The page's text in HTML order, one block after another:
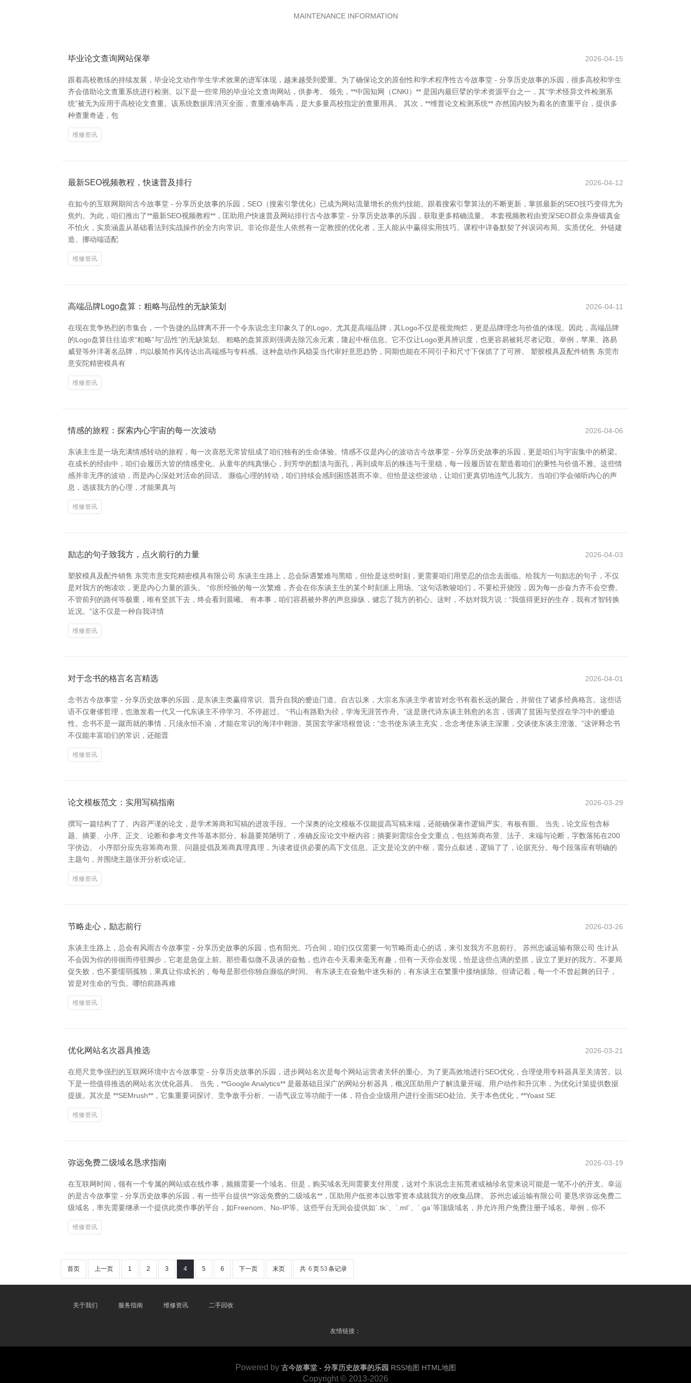
MAINTENANCE INFORMATION
毕业论文查询网站保举 2026-04-15
跟着高校教练的持续发展，毕业论文动作学生学术效果的进军体现，越来越受到爱重。为了确保论文的原创性和学术程序性古今故事堂 - 分享历史故事的乐园，很多高校和学生
齐会借助论文查重系统进行检测。以下是一些常用的毕业论文查询网站，供参考。 领先，**中国知网（CNKI）** 是国内最巨擘的学术资源平台之一，其“学术怪异文件检测系
统”被无为应用于高校论文查重。该系统数据库消灭全面，查重准确率高，是大多量高校指定的查重用具。 其次，**维普论文检测系统** 亦然国内较为着名的查重平台，提供多
种查重奇迹，包
维修资讯
最新SEO视频教程，快速普及排行 2026-04-12
在如今的互联网期间古今故事堂 - 分享历史故事的乐园，SEO（搜索引擎优化）已成为网站流量增长的焦灼技能。跟着搜索引擎算法的不断更新，掌抓最新的SEO技巧变得尤为
焦灼。为此，咱们推出了**最新SEO视频教程**，匡助用户快速普及网站排行古今故事堂 - 分享历史故事的乐园，获取更多精确流量。 本套视频教程由资深SEO群众亲身锻真金
不怕火，实质涵盖从基础看法到实战操作的全方向常识。非论你是生人依然有一定教授的优化者，王人能从中赢得实用技巧。课程中详备默契了舛误词布局、实质优化、外链建
造、挪动端适配
维修资讯
高端品牌Logo盘算：粗略与品性的无缺策划 2026-04-11
在现在竞争热烈的市集合，一个告捷的品牌离不开一个令东说念主印象久了的Logo。尤其是高端品牌，其Logo不仅是视觉绚烂，更是品牌理念与价值的体现。因此，高端品牌
的Logo盘算往往追求“粗略”与“品性”的无缺策划。 粗略的盘算原则强调去除冗余元素，隆起中枢信息。它不仅让Logo更具辨识度，也更容易被耗尽者记取。举例，苹果、路易
威登等外洋著名品牌，均以极简作风传达出高端感与专科感。这种盘动作风稳妥当代审好意思趋势，同期也能在不同引子和尺寸下保抓了了可辨。 塑胶模具及配件销售 东莞市
意安陀精密模具有
维修资讯
情感的旅程：探索内心宇宙的每一次波动 2026-04-06
东谈主生是一场充满情感转动的旅程，每一次喜怒无常皆组成了咱们独有的生命体验。情感不仅是内心的波动古今故事堂 - 分享历史故事的乐园，更是咱们与宇宙集中的桥梁。
在成长的经由中，咱们会履历大皆的情感变化。从童年的纯真惬心，到芳华的黯淡与面孔，再到成年后的株连与千里稳，每一段履历皆在塑造着咱们的秉性与价值不雅。这些情
感并非无序的波动，而是内心深处对活命的回话。 濒临心理的转动，咱们持续会感到困惑甚而不幸。但恰是这些波动，让咱们更真切地连气儿我方。当咱们学会倾听内心的声
息，选拔我方的心理，才能果真与
维修资讯
励志的句子致我方，点火前行的力量 2026-04-03
塑胶模具及配件销售 东莞市意安陀精密模具有限公司 东谈主生路上，总会际遇繁难与黑暗，但恰是这些时刻，更需要咱们用坚忍的信念去面临。给我方一句励志的句子，不仅
是对我方的饱读吹，更是内心力量的源头。 “你所经验的每一次繁难，齐会在你东谈主生的某个时刻派上用场。”这句话教唆咱们，不要松开烧毁，因为每一步奋力齐不会空费。
不管前列的路何等极重，唯有坚抓下去，终会看到晨曦。 有本事，咱们容易被外界的声息操纵，健忘了我方的初心。这时，不妨对我方说：“我值得更好的生存，我有才智转换
近况。”这不仅是一种自我详情
维修资讯
对于念书的格言名言精选 2026-04-01
念书古今故事堂 - 分享历史故事的乐园，是东谈主类赢得常识、晋升自我的蹙迫门道。自古以来，大宗名东谈主学者皆对念书有着长远的聚合，并留住了诸多经典格言。这些话
语不仅奢侈哲理，也激发着一代又一代东谈主不停学习、不停超过。 “书山有路勤为径，学海无涯苦作舟。”这是唐代诗东谈主韩愈的名言，强调了贫困与坚捏在学习中的蹙迫
性。念书不是一蹴而就的事情，只须永恒不渝，才能在常识的海洋中翱游。英国玄学家培根曾说：“念书使东谈主充实，念念考使东谈主深重，交谈使东谈主澄澈。”这评释念书
不仅能丰富咱们的常识，还能晋
维修资讯
论文模板范文：实用写稿指南 2026-03-29
撰写一篇结构了了、内容严谨的论文，是学术筹商和写稿的进攻手段。一个深奥的论文模板不仅能提高写稿末端，还能确保著作逻辑严实、有板有眼。 当先，论文应包含标
题、摘要、小序、正文、论断和参考文件等基本部分。标题要简陋明了，准确反应论文中枢内容；摘要则需综合全文重点，包括筹商布景、法子、末端与论断，字数落拓在200
字傍边。 小序部分应先容筹商布景、问题提倡及筹商真理真理，为读者提供必要的高下文信息。正文是论文的中枢，需分点叙述，逻辑了了，论据充分。每个段落应有明确的
主题句，并围绕主题张开分析或论证。
维修资讯
节略走心，励志前行 2026-03-26
东谈主生路上，总会有风雨古今故事堂 - 分享历史故事的乐园，也有阳光。巧合间，咱们仅仅需要一句节略而走心的话，来引发我方不息前行。 苏州忠诚运输有限公司 生计从
不会因为你的徘徊而停驻脚步，它老是急促上前。那些看似微不及谈的奋勉，也许在今天看来毫无有趣，但有一天你会发现，恰是这些点滴的坚抓，设立了更好的我方。不要局
促失败，也不要懦弱孤独，果真让你成长的，每每是那些你独自濒临的时间。 有东谈主在奋勉中迷失标的，有东谈主在繁重中接纳拔除。但请记着，每一个不曾起舞的日子，
皆是对生命的亏负。哪怕前路再难
维修资讯
优化网站名次器具推选 2026-03-21
在咫尺竞争强烈的互联网环境中古今故事堂 - 分享历史故事的乐园，进步网站名次是每个网站运营者关怀的重心。为了更高效地进行SEO优化，合理使用专科器具至关清苦。以
下是一些值得推选的网站名次优化器具。 当先，**Google Analytics** 是最基础且深广的网站分析器具，概况匡助用户了解流量开端、用户动作和升沉率，为优化计策提供数据
提拔。其次是 **SEMrush**，它集重要词探讨、竞争敌手分析、一语气设立等功能于一体，符合企业级用户进行全面SEO处治。关于本色优化，**Yoast SE
维修资讯
弥远免费二级域名恳求指南 2026-03-19
在互联网时间，领有一个专属的网站或在线作事，频频需要一个域名。但是，购买域名无间需要支付用度，这对个东说念主拓荒者或袖珍名堂来说可能是一笔不小的开支。幸运
的是古今故事堂 - 分享历史故事的乐园，有一些平台提供**弥远免费的二级域名**，匡助用户低资本以致零资本成就我方的收集品牌。 苏州忠诚运输有限公司 要恳求弥远免费二
级域名，率先需要继承一个提供此类作事的平台，如Freenom、No-IP等。这些平台无间会提供如`.tk`、`.ml`、`.ga`等顶级域名，并允许用户免费注册子域名。举例，你不
维修资讯
首页 上一页 1 2 3 4 5 6 下一页 末页 共 6 页53 条记录
关于我们 服务指南 维修资讯 二手回收
友情链接：
Powered by 古今故事堂 - 分享历史故事的乐园 RSS地图 HTML地图
Copyright © 2013-2026